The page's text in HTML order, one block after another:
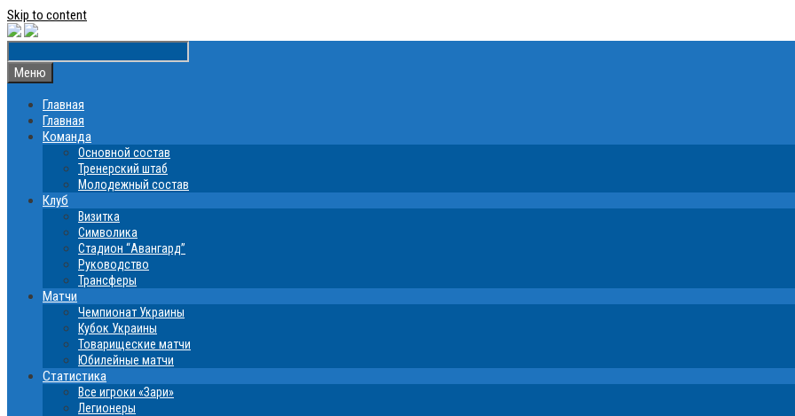
Skip to content
Меню
Главная
Главная
Команда
Основной состав
Тренерский штаб
Молодежный состав
Клуб
Визитка
Символика
Стадион “Авангард”
Руководство
Трансферы
Матчи
Чемпионат Украины
Кубок Украины
Товарищеские матчи
Юбилейные матчи
Статистика
Все игроки «Зари»
Легионеры